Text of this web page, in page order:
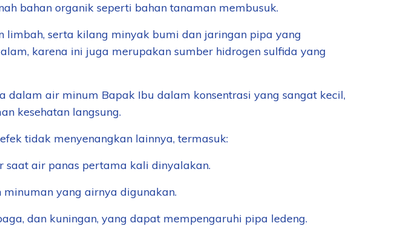
bahan organik seperti bahan tanaman membusuk.
limbah, serta kilang minyak bumi dan jaringan pipa yang
karena ini juga merupakan sumber hidrogen sulfida yang
dalam air minum Bapak Ibu dalam konsentrasi yang sangat kecil,
kesehatan langsung.
tidak menyenangkan lainnya, termasuk:
saat air panas pertama kali dinyalakan.
yang airnya digunakan.
dan kuningan, yang dapat mempengaruhi pipa ledeng.